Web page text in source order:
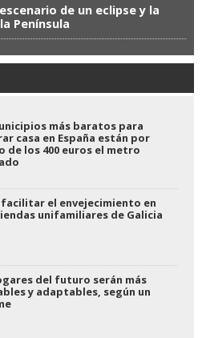
de un eclipse y la
Península
más baratos para
casa en España están por
de los 400 euros el metro
facilitar el envejecimiento en
unifamiliares de Galicia
del futuro serán más
y adaptables, según un